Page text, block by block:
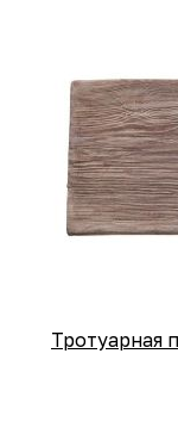
Тротуарная